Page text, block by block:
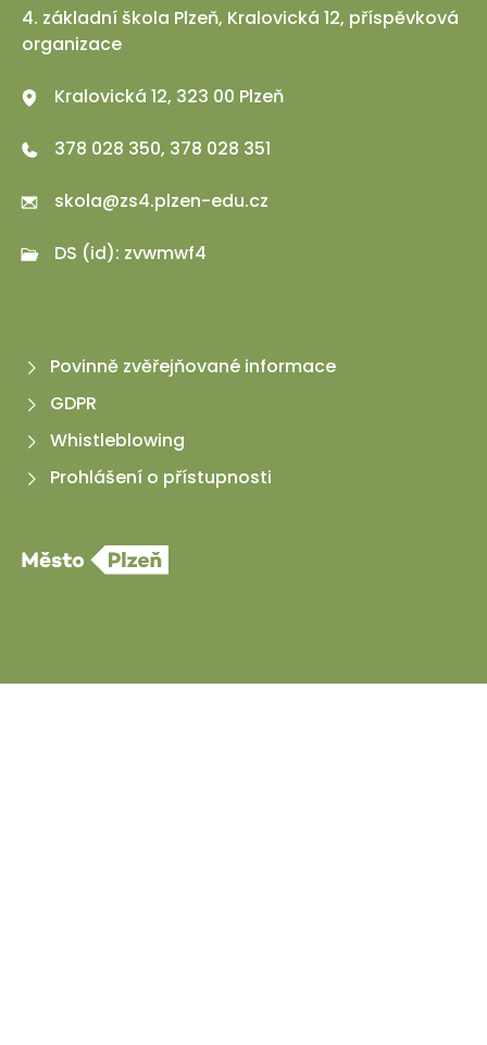
4. základní škola Plzeň, Kralovická 12, příspěvková
organizace
Kralovická 12, 323 00 Plzeň
378 028 350, 378 028 351
skola@zs4.plzen-edu.cz
DS (id): zvwmwf4
Povinně zvěřejňované informace
GDPR
Whistleblowing
Prohlášení o přístupnosti